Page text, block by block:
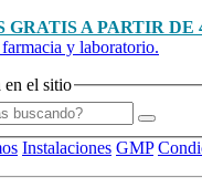
GRATIS A PARTIR DE
y laboratorio.
en el sitio
Instalaciones GMP